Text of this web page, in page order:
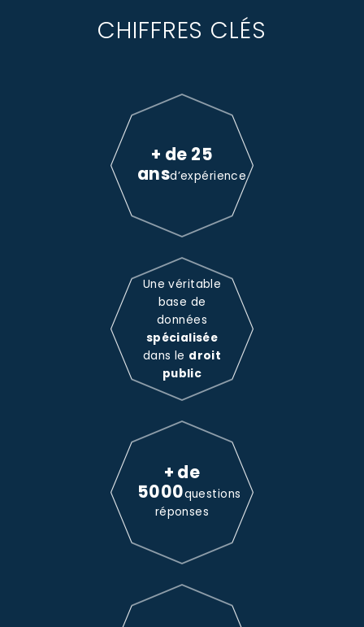
CHIFFRES CLÉS
+ de 25
ansd’expérience
Une véritable
base de
données
spécialisée
dans le droit
public
+ de
5000questions
réponses